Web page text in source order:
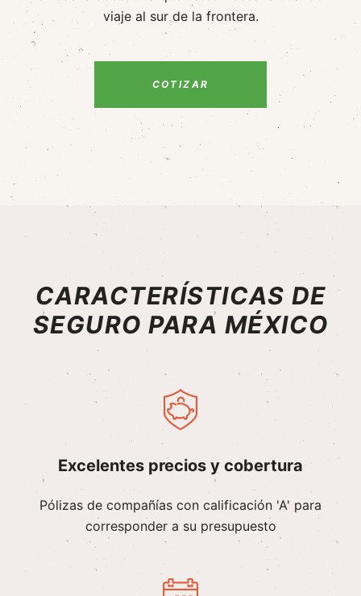
viaje al sur de la frontera.
COTIZAR
CARACTERÍSTICAS DE
SEGURO PARA MÉXICO
Excelentes precios y cobertura
Pólizas de compañías con calificación 'A' para
corresponder a su presupuesto